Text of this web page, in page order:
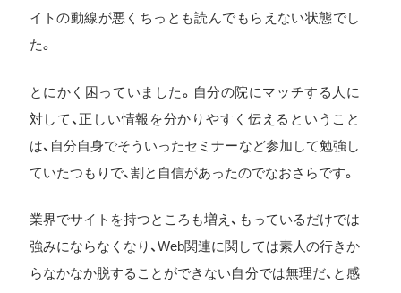
イトの動線が悪くちっとも読んでもらえない状態でし
た。
とにかく困っていました。自分の院にマッチする人に
対して、正しい情報を分かりやすく伝えるということ
は、自分自身でそういったセミナーなど参加して勉強し
ていたつもりで、割と自信があったのでなおさらです。
業界でサイトを持つところも増え、もっているだけでは
強みにならなくなり、Web関連に関しては素人の行きか
らなかなか脱することができない自分では無理だ、と感